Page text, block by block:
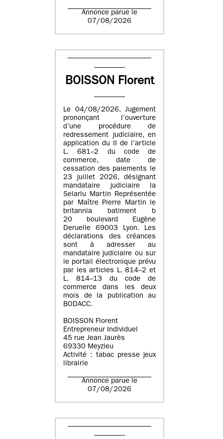
Annonce parue le
07/08/2026
BOISSON Florent
Le 04/08/2026. Jugement
prononçant l’ouverture
d’une procédure de
redressement judiciaire, en
application du II de l’article
L. 681–2 du code de
commerce, date de
cessation des paiements le
23 juillet 2026, désignant
mandataire judiciaire la
Selarlu Martin Représentée
par Maître Pierre Martin le
britannia batiment b
20 boulevard Eugène
Deruelle 69003 Lyon. Les
déclarations des créances
sont à adresser au
mandataire judiciaire ou sur
le portail électronique prévu
par les articles L. 814–2 et
L. 814–13 du code de
commerce dans les deux
mois de la publication au
BODACC.
BOISSON Florent
Entrepreneur Individuel
45 rue Jean Jaurès
69330 Meyzieu
Activité : tabac presse jeux
librairie
Annonce parue le
07/08/2026